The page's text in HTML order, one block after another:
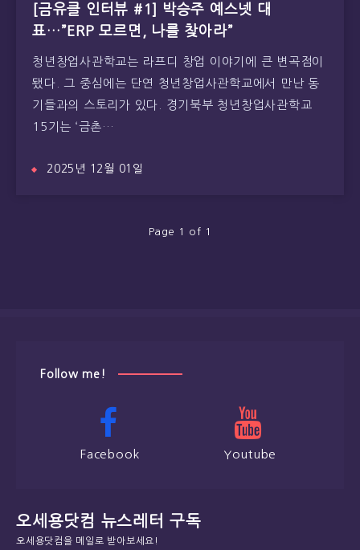
[금유클 인터뷰 #1] 박승주 예스넷 대
표…”ERP 모르면, 나를 찾아라”
청년창업사관학교는 라프디 창업 이야기에 큰 변곡점이
됐다. 그 중심에는 단연 청년창업사관학교에서 만난 동
기들과의 스토리가 있다. 경기북부 청년창업사관학교
15기는 ‘금촌…
2025년 12월 01일
Page 1 of 1
Follow me!
Facebook Youtube
오세용닷컴 뉴스레터 구독
오세용닷컴을 메일로 받아보세요!